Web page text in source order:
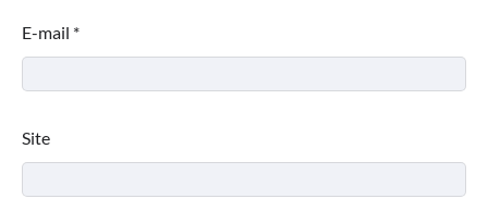
E-mail *
Site